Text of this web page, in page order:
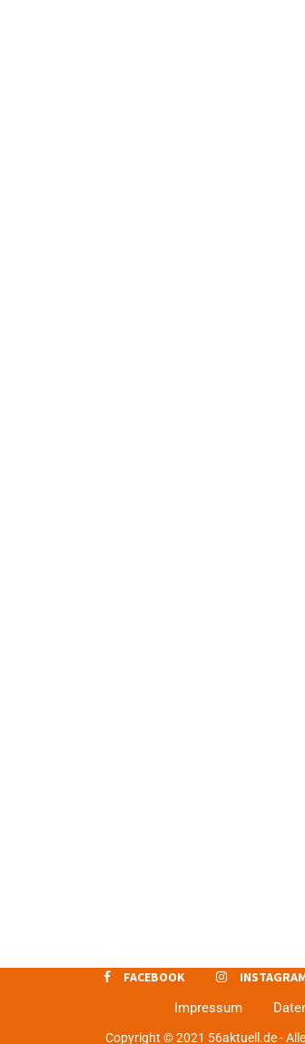
FACEBOOK
Impressum
Copyright © 2021 56aktuell.de -